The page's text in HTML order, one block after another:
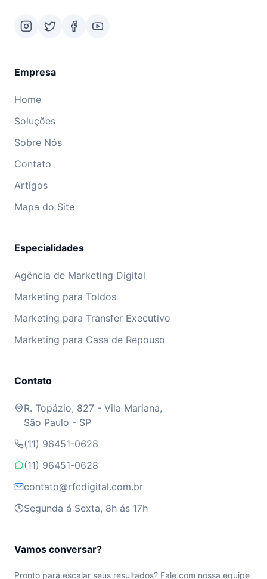
Empresa
Home
Soluções
Sobre Nós
Contato
Artigos
Mapa do Site
Especialidades
Agência de Marketing Digital
Marketing para Toldos
Marketing para Transfer Executivo
Marketing para Casa de Repouso
Contato
R. Topázio, 827 - Vila Mariana,
São Paulo - SP
(11) 96451-0628
(11) 96451-0628
contato@rfcdigital.com.br
Segunda á Sexta, 8h ás 17h
Vamos conversar?
Pronto para escalar seus resultados? Fale com nossa equipe